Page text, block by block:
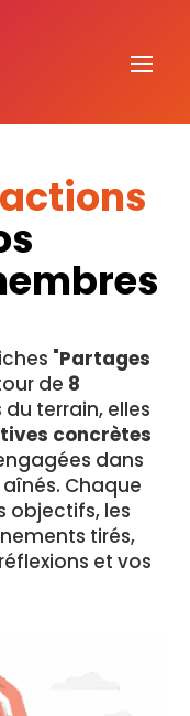
actions
"Partages
de 8
du terrain, elles
concrètes
dans
Chaque
objectifs, les
tirés,
et vos